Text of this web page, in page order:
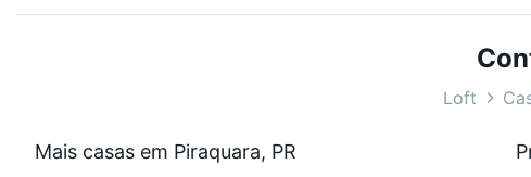
ou sem vaga de garagem para combinar perfeitamente
Casas à venda em Piraquara, PR ideal para você na Loft.
Qual o preço de Casas à venda em Piraquara, PR?
parcelas podem se adequar ao seu orçamento. Se ainda
Loft
Mais casas em Piraquara, PR